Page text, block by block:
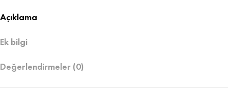
Açıklama
Ek bilgi
Değerlendirmeler (0)